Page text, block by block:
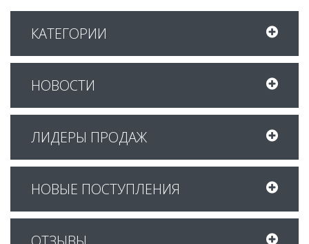
КАТЕГОРИИ
НОВОСТИ
ЛИДЕРЫ ПРОДАЖ
НОВЫЕ ПОСТУПЛЕНИЯ